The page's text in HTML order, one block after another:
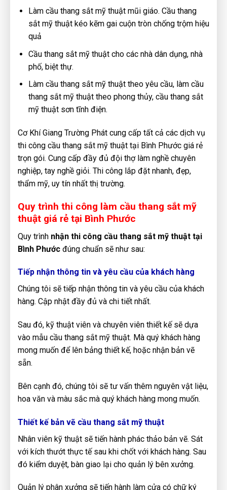
Làm cầu thang sắt mỹ thuật mũi giáo. Cầu thang
sắt mỹ thuật kéo kẽm gai cuộn tròn chống trộm hiệu
quả
Cầu thang sắt mỹ thuật cho các nhà dân dụng, nhà
phố, biệt thự.
Làm cầu thang sắt mỹ thuật theo yêu cầu, làm cầu
thang sắt mỹ thuật theo phong thủy, cầu thang sắt
mỹ thuật sơn tĩnh điện.
Cơ Khí Giang Trường Phát cung cấp tất cả các dịch vụ
thi công cầu thang sắt mỹ thuật tại Bình Phước giá rẻ
trọn gói. Cung cấp đầy đủ đội thợ làm nghề chuyên
nghiệp, tay nghề giỏi. Thi công lắp đặt nhanh, đẹp,
thẩm mỹ, uy tín nhất thị trường.
Quy trình thi công làm cầu thang sắt mỹ
thuật giá rẻ tại Bình Phước
Quy trình nhận thi công cầu thang sắt mỹ thuật tại
Bình Phước đúng chuẩn sẽ như sau:
Tiếp nhận thông tin và yêu cầu của khách hàng
Chúng tôi sẽ tiếp nhận thông tin và yêu cầu của khách
hàng. Cập nhật đầy đủ và chi tiết nhất.
Sau đó, kỹ thuật viên và chuyên viên thiết kế sẽ dựa
vào mẫu cầu thang sắt mỹ thuật. Mà quý khách hàng
mong muốn để lên bảng thiết kế, hoặc nhận bản vẽ
sẵn.
Bên cạnh đó, chúng tôi sẽ tư vấn thêm nguyên vật liệu,
hoa văn và màu sắc mà quý khách hàng mong muốn.
Thiết kế bản vẽ cầu thang sắt mỹ thuật
Nhân viên kỹ thuật sẽ tiến hành phác thảo bản vẽ. Sát
với kích thướt thực tế sau khi chốt với khách hàng. Sau
đó kiểm duyệt, bàn giao lại cho quản lý bên xưởng.
Quản lý phân xưởng sẽ tiến hành làm cửa có chữ ký